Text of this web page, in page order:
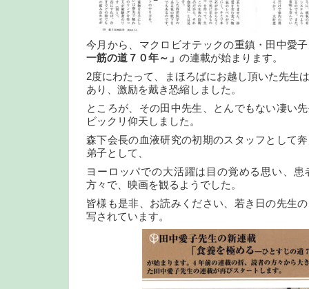
今月から、マクロビオテックの重鎮・田中愛
一筋の道７０年～」 の連載が始まります。
2度にわたって、まほろばにお越し頂いた先生
あり、激励を戴き恐縮しました。
ところが、その田中先生、とんでもない凄い
ビックリ仰天しました。
森下会長の血液研究の初期のスタッフとして
弟子として、
ヨーロッパでの大活躍は目の覚める思い、
方々で、映画を観るようでした。
皆様も是非、お読みください、若き日の先生
写されています。